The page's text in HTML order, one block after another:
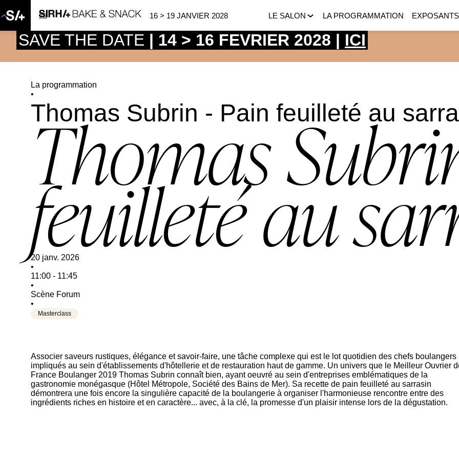
16 > 19 JANVIER 2028 LE SALON LA PROGRAMMATION EXPOSANTS
La programmation
•
Thomas Subrin - Pain feuilleté au
Thomas
feuilleté au
20 janv. 2026
•
11:00 - 11:45
•
Scène Forum
•
Masterclass
Associer saveurs rustiques, élégance et savoir-faire, une tâche complexe qui est le lot quotidien des chefs boulangers
impliqués au sein d'établissements d'hôtellerie et de restauration haut de gamme. Un univers que le Meilleur Ouvrier
France Boulanger 2019 Thomas Subrin connaît bien, ayant oeuvré au sein d'entreprises emblématiques de la
gastronomie monégasque (Hôtel Métropole, Société des Bains de Mer). Sa recette de pain feuilleté au sarrasin
démontrera une fois encore la singulière capacité de la boulangerie à organiser l'harmonieuse rencontre entre des
ingrédients riches en histoire et en caractère... avec, à la clé, la promesse d'un plaisir intense lors de la dégustation.
SAVE THE DATE | 14 > 16 FEVRIER 2028 | ICI